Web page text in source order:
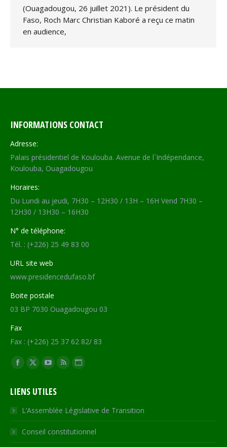
(Ouagadougou, 26 juillet 2021). Le président du
Faso, Roch Marc Christian Kaboré a reçu ce matin
en audience,
INFORMATIONS CONTACT
Adresse:
Palais présidentiel de Koulouba. Avenue de l´Indépendance,
Koulouba, Ouagadougou
Horaires:
Du Lundi au jeudi, 7H30 – 12H30 / 13H – 16H Vend 7H30 –
12H30 / 13H30 – 16H30
N° de téléphone:
Tél. : (+226) 25 49 83 00
URL site web
www.presidencedufaso.bf
Boite postale
03 BP 7030 Ouagadougou 03
Fax
Fax : (+226) 25 37 62 82/ 83
Trouvez nous sur :
Facebook
opens
in
new
window
X
opens
in
new
window
YouTube
opens
in
new
window
RSS
in
new
window
Site
opens
in
new
LIENS UTILES
L’Assemblée Législative de Transition
Conseil constitutionnel